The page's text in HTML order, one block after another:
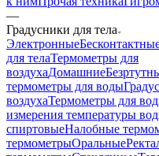
—
Градусники для тела
Электронные
для телаТермометры для
воздухаДомашние
термометры для воды
воздухаТермометры для
измерения температуры
спиртовыеНалобные
термометрыОральные